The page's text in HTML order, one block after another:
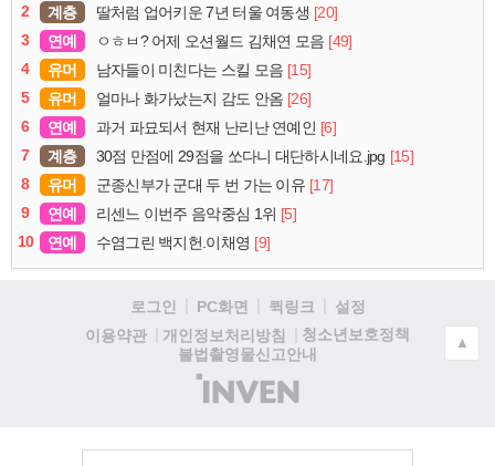
2
계층 딸처럼 업어키운 7년 터울 여동생 [20]
3
연예 ㅇㅎㅂ? 어제 오션월드 김채연 모음 [49]
4
유머 남자들이 미친다는 스킬 모음 [15]
5
유머 얼마나 화가났는지 감도 안옴 [26]
6
연예 과거 파묘되서 현재 난리난 연예인 [6]
7
계층 30점 만점에 29점을 쏘다니 대단하시네요.jpg [15]
8
유머 군종신부가 군대 두 번 가는 이유 [17]
9
연예 리센느 이번주 음악중심 1위 [5]
10
연예 수염그린 백지헌.이채영 [9]
로그인 PC화면 퀵링크
설정
이용약관
개인정보처리방침
청소년보호정책
불법촬영물신고안내
(주)
인
▲